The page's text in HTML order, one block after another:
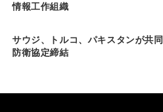
情報工作組織
サウジ、トルコ、パキスタンが共同
防衛協定締結